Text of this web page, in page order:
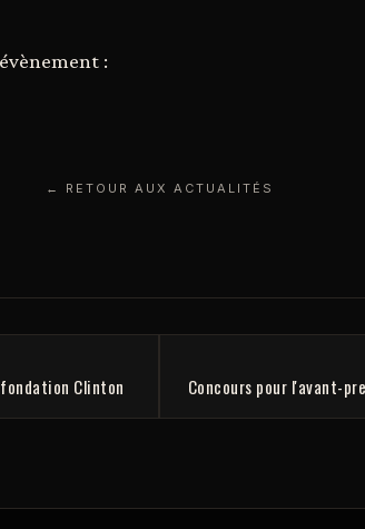
:
← RETOUR AUX ACTUALITÉS
Clinton Concours pour l'avant-